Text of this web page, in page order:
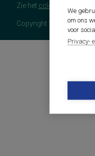
We
om ons
voor
Privacy-
Zie het colofon
Copyright 2026 -